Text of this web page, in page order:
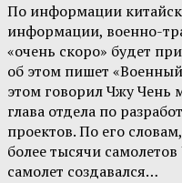
По информации
информации, военно-
«очень скоро» будет
об этом пишет
этом говорил Чжу
глава отдела по
проектов. По его
более тысячи
самолет создавался…